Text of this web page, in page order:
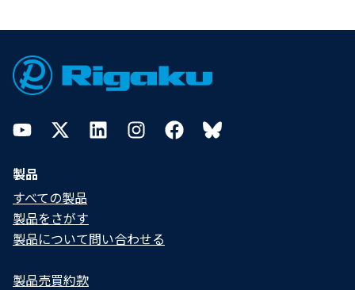
Footer
YouTubeTwitterLinkedInInstagramFacebookBluesky
製品
すべての製品
製品をさがす
製品について問い合わせる​
製品売買約款